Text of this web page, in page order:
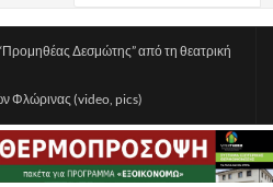
Δεσμώτης” από τη θεατρική
Φλώρινας (video, pics)